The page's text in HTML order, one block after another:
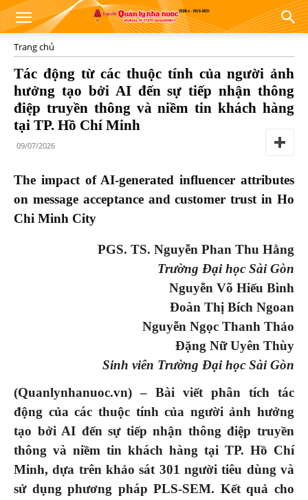
Trang chủ
Tác động từ các thuộc tính của người ảnh
hưởng tạo bởi AI đến sự tiếp nhận thông
điệp truyền thông và niềm tin khách hàng
tại TP. Hồ Chí Minh
09/07/2026
The impact of AI-generated influencer attributes
on message acceptance and customer trust in Ho
Chi Minh City
PGS. TS. Nguyễn Phan Thu Hằng
Trường Đại học Sài Gòn
Nguyễn Võ Hiếu Bình
Đoàn Thị Bích Ngoan
Nguyễn Ngọc Thanh Thảo
Đặng Nữ Uyên Thùy
Sinh viên Trường Đại học Sài Gòn
(Quanlynhanuoc.vn) – Bài viết phân tích tác
động của các thuộc tính của người ảnh hưởng
tạo bởi AI đến sự tiếp nhận thông điệp truyền
thông và niềm tin khách hàng tại TP. Hồ Chí
Minh, dựa trên khảo sát 301 người tiêu dùng và
sử dụng phương pháp PLS-SEM. Kết quả cho